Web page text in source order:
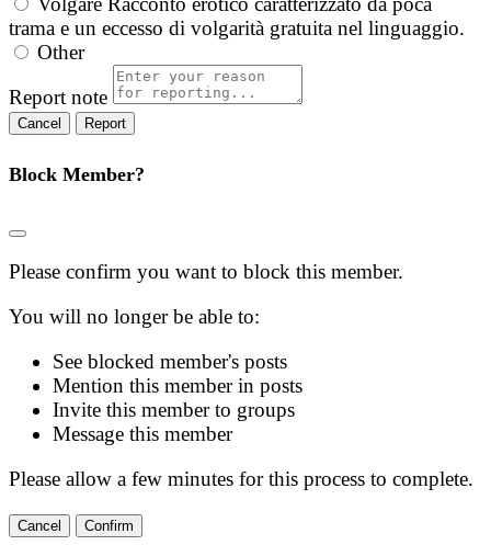
trama e un eccesso di volgarità gratuita nel linguaggio.
Other
Report note
Report
Block Member?
Please confirm you want to block this member.
You will no longer be able to:
See blocked member's posts
Mention this member in posts
Invite this member to groups
Message this member
Please allow a few minutes for this process to complete.
Confirm